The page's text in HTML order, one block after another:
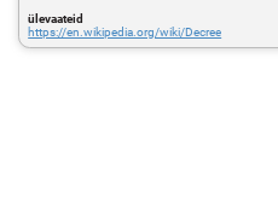
ülevaateid
https://en.wikipedia.org/wiki/Decree